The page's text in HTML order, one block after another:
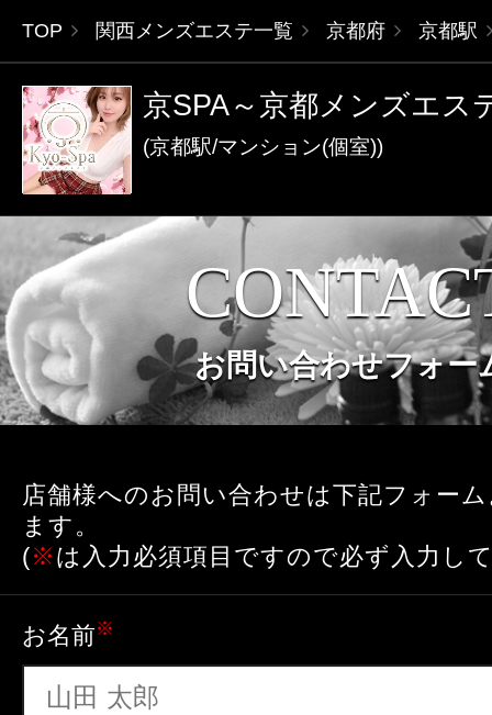
TOP 関西メンズエステ一覧 京都府 京都駅
京SPA～京都メンズエス
(京都駅/マンション(個室))
お問い合わせフォー
店舗様へのお問い合わせは下記フォー
ます。
(※ は入力必須項目ですので必ず入力し
お名前※